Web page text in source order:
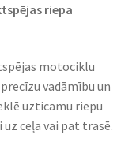
riepa
motociklu
vadāmību un
uzticamu riepu
ceļa vai pat trasē.